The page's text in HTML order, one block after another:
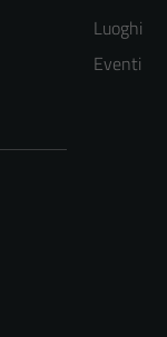
Luoghi
Eventi